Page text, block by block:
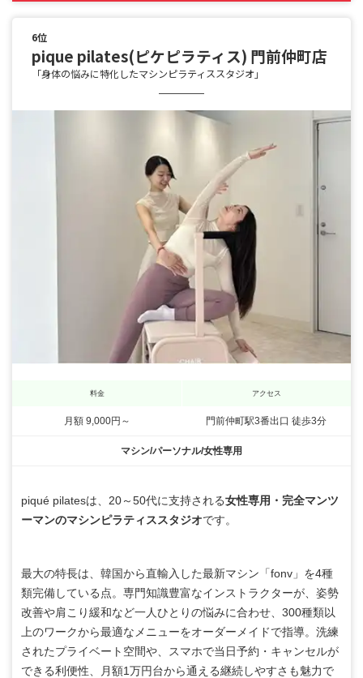
6位
pique pilates(ピケピラティス) 門前仲町店
「身体の悩みに特化したマシンピラティススタジオ」
料金 アクセス
月額 9,000円～ 門前仲町駅3番出口 徒歩3分
マシン/パーソナル/女性専用
piqué pilatesは、20～50代に支持される女性専用・完全マンツ
ーマンのマシンピラティススタジオです。
最大の特長は、韓国から直輸入した最新マシン「fonv」を4種
類完備している点。専門知識豊富なインストラクターが、姿勢
改善や肩こり緩和など一人ひとりの悩みに合わせ、300種類以
上のワークから最適なメニューをオーダーメイドで指導。洗練
されたプライベート空間や、スマホで当日予約・キャンセルが
できる利便性、月額1万円台から通える継続しやすさも魅力で